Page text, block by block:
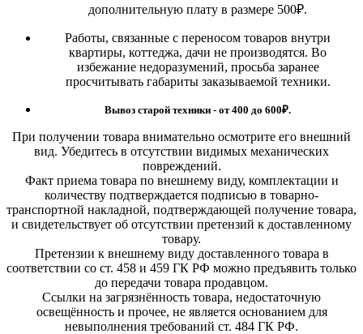
дополнительную плату в размере 500₽.
Работы, связанные с переносом товаров внутри
квартиры, коттеджа, дачи не производятся. Во
избежание недоразумений, просьба заранее
просчитывать габариты заказываемой техники.
Вывоз старой техники - от 400 до 600₽.
При получении товара внимательно осмотрите его внешний
вид. Убедитесь в отсутствии видимых механических
повреждений.
Факт приема товара по внешнему виду, комплектации и
количеству подтверждается подписью в товарно-
транспортной накладной, подтверждающей получение товара,
и свидетельствует об отсутствии претензий к доставленному
товару.
Претензии к внешнему виду доставленного товара в
соответствии со ст. 458 и 459 ГК РФ можно предъявить только
до передачи товара продавцом.
Ссылки на загрязнённость товара, недостаточную
освещённость и прочее, не является основанием для
невыполнения требований ст. 484 ГК РФ.